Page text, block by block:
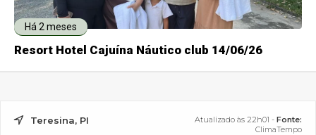
Há 2 meses
Resort Hotel Cajuína Náutico club 14/06/26
Teresina, PI Atualizado às 22h01 - Fonte:
ClimaTempo